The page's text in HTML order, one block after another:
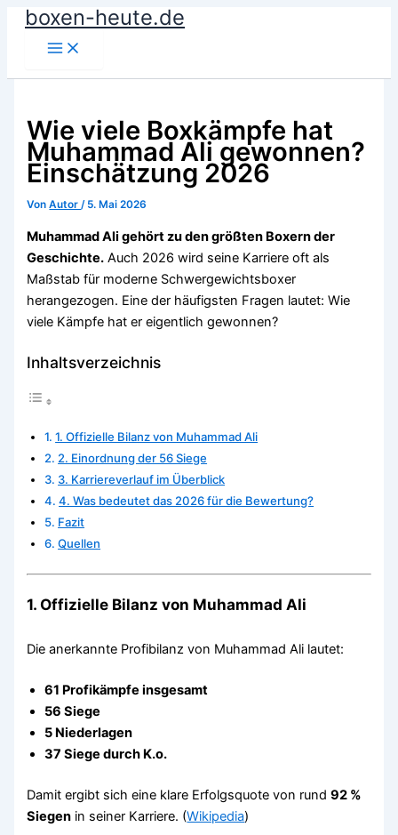
Zumboxen-heute.de
Wie viele Boxkämpfe hat
Muhammad Ali gewonnen?
Einschätzung 2026
VonAutor/ 5. Mai 2026
Muhammad Ali gehört zu den größten Boxern der
Geschichte. Auch 2026 wird seine Karriere oft als
Maßstab für moderne Schwergewichtsboxer
herangezogen. Eine der häufigsten Fragen lautet: Wie
viele Kämpfe hat er eigentlich gewonnen?
Inhaltsverzeichnis
1. Offizielle Bilanz von Muhammad Ali
2. Einordnung der 56 Siege
3. Karriereverlauf im Überblick
4. Was bedeutet das 2026 für die Bewertung?
Fazit
Quellen
1. Offizielle Bilanz von Muhammad Ali
Die anerkannte Profibilanz von Muhammad Ali lautet:
61 Profikämpfe insgesamt
56 Siege
5 Niederlagen
37 Siege durch K.o.
Damit ergibt sich eine klare Erfolgsquote von rund92 %
Siegen in seiner Karriere. (Wikipedia)